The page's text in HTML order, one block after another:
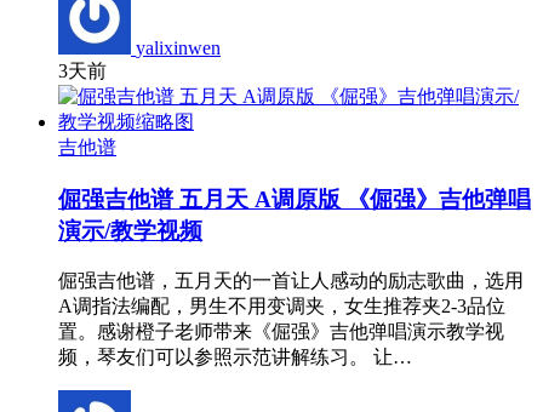
yalixinwen
3天前
吉他谱
倔强吉他谱 五月天 A调原版 《倔强》吉他弹唱
演示/教学视频
倔强吉他谱，五月天的一首让人感动的励志歌曲，选用
A调指法编配，男生不用变调夹，女生推荐夹2-3品位
置。感谢橙子老师带来《倔强》吉他弹唱演示教学视
频，琴友们可以参照示范讲解练习。 让…